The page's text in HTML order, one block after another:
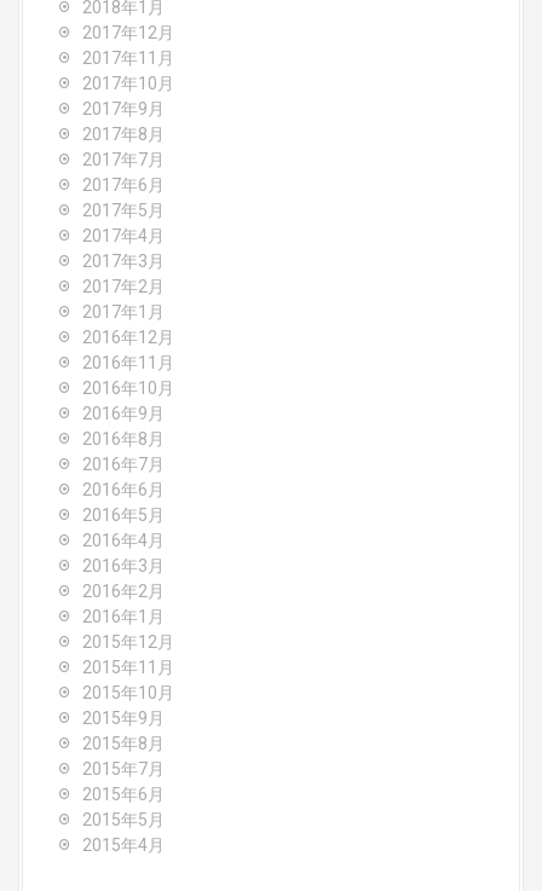
2018年1月
2017年12月
2017年11月
2017年10月
2017年9月
2017年8月
2017年7月
2017年6月
2017年5月
2017年4月
2017年3月
2017年2月
2017年1月
2016年12月
2016年11月
2016年10月
2016年9月
2016年8月
2016年7月
2016年6月
2016年5月
2016年4月
2016年3月
2016年2月
2016年1月
2015年12月
2015年11月
2015年10月
2015年9月
2015年8月
2015年7月
2015年6月
2015年5月
2015年4月